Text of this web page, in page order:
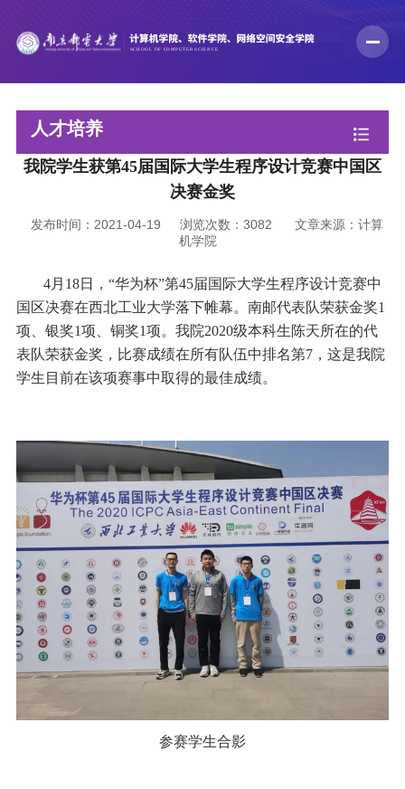
人才培养
我院学生获第45届国际大学生程序设计竞赛中国区
决赛金奖
发布时间：2021-04-19 浏览次数：3082
文章来源：计算
机学院
4月 18日， “华为杯”第45届国际大学生程序设计竞赛中
国区决赛在西北工业大学落下帷幕。南邮代表队荣获金奖1
项、银奖1项、铜奖1项。我院2020级本科生陈天所在的代
表队荣获金奖，比赛成绩在所有队伍中排名第7，这是我院
学生目前在该项赛事中取得的最佳成绩。
参赛学生合影